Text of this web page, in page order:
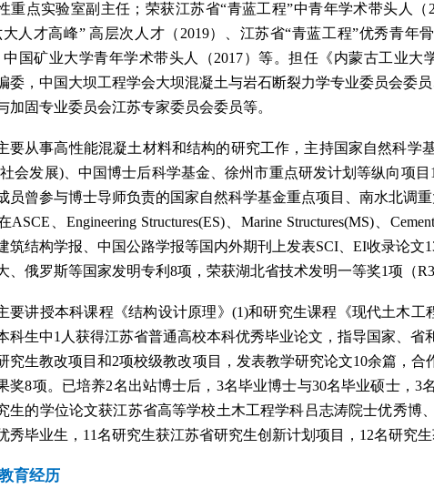
重点实验室副主任；荣获江苏省“青蓝工程”中青年学术带头人（
大人才高峰” 高层次人才（ 2019）、江苏省“青蓝工程”优秀青年
中国矿业大学青年学术带头人（2017）等。担任《内蒙古工业大
委， 中国大坝工程学会大坝混凝土与岩石断裂力学专业委员会委
加固专业委员会江苏专家委员会委员等。
要从事高性能混凝土材料和结构的研究工作，主持国家自然科学
社会发展)、中国博士后科学基金、徐州市重点研发计划等纵向项目
员曾参与博士导师负责的国家自然科学基金重点项目、南水北调
ASCE 、Engineering Structures(ES) Marine Structures(MS)、
筑结构学报、中国公路学报等国内外期刊上发表SCI、 EI收录论文
俄罗斯等国家发明专利 8项，荣获湖北省技术发明一等奖1项（R3
要讲授本科课程《结构设计原理》 (1)和研究生课程《现代土木工
科生中1 人获得江苏省普通高校本科优秀毕业论文，指导国家、
究生教改项目和2项校级教改项目，发表教学研究论文10余篇，合
奖8项。已培养2名出站博士后， 3名毕业博士与30名毕业硕士， 3
生的学位论文获江苏省高等学校土木工程学科吕志涛院士优秀博
秀毕业生， 11名研究生获江苏省研究生创新计划项目， 12名研究生
育经历